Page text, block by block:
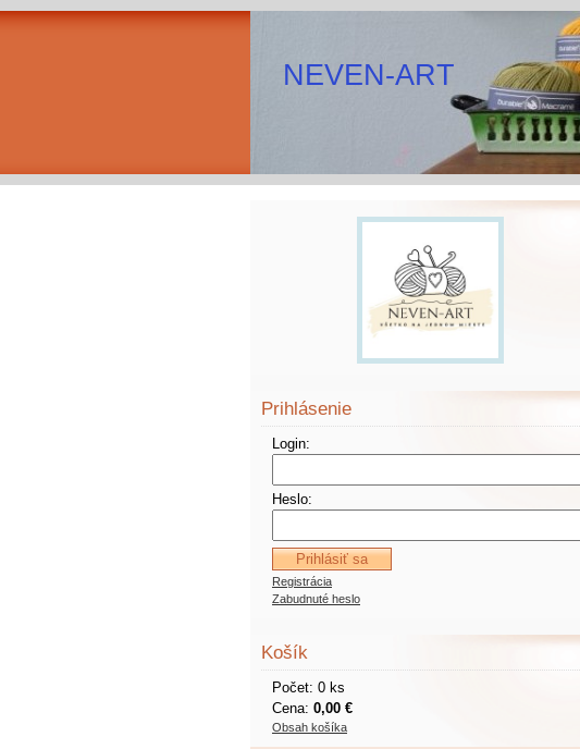
NEVEN-ART
Prihlásenie
Login:
Heslo:
Registrácia
Zabudnuté heslo
Košík
Počet: 0 ks
Cena: 0,00 €
Obsah košíka